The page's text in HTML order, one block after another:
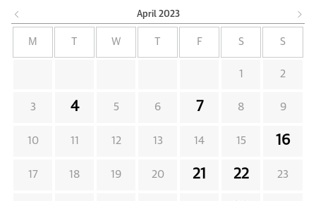
April 2023
M W F S S
1 2
3 4 5 6 7 8 9
10 11 12 13 14 15 16
17 18 19 20 21 22 23